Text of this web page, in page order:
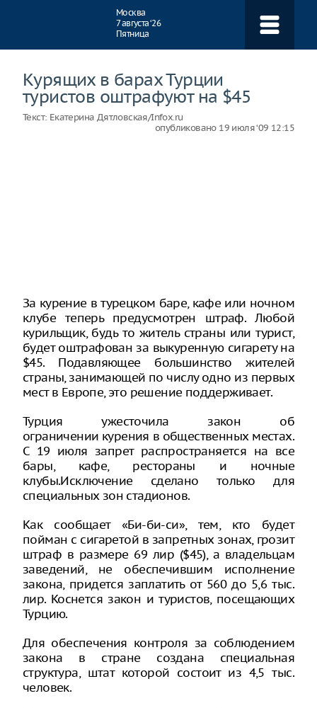
Москва
7 августа ‘26
Пятница
Курящих в барах Турции
туристов оштрафуют на $45
Текст: Екатерина Дятловская/Infox.ru
опубликовано 19 июля ‘09 12:15
За курение в турецком баре, кафе или ночном
клубе теперь предусмотрен штраф. Любой
курильщик, будь то житель страны или турист,
будет оштрафован за выкуренную сигарету на
$45. Подавляющее большинство жителей
страны, занимающей по числу одно из первых
мест в Европе, это решение поддерживает.
Турция ужесточила закон об
ограничении курения в общественных местах.
С 19 июля запрет распространяется на все
бары, кафе, рестораны и ночные
клубы.Исключение сделано только для
специальных зон стадионов.
Как сообщает «Би-би-си», тем, кто будет
пойман с сигаретой в запретных зонах, грозит
штраф в размере 69 лир ($45), а владельцам
заведений, не обеспечившим исполнение
закона, придется заплатить от 560 до 5,6 тыс.
лир. Коснется закон и туристов, посещающих
Турцию.
Для обеспечения контроля за соблюдением
закона в стране создана специальная
структура, штат которой состоит из 4,5 тыс.
человек.